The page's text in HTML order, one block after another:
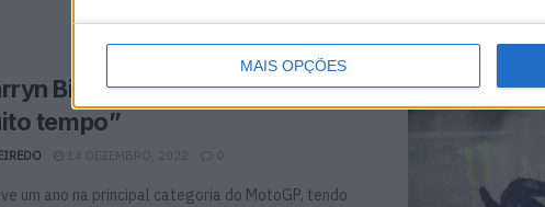
MAIS OPÇÕES
Binder: “Infelizmente, não
tempo”
14 DEZEMBRO, 2022 0
um ano na principal categoria do MotoGP, tendo